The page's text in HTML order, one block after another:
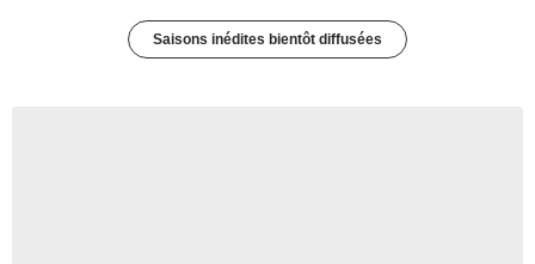
Saisons inédites bientôt diffusées